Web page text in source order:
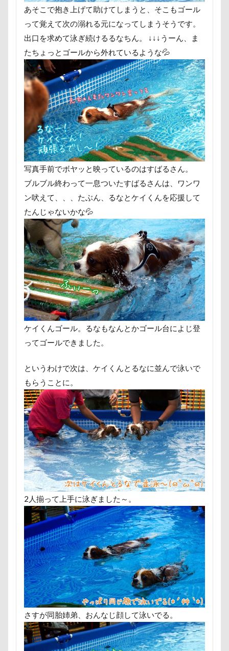
あそこで抱き上げて助けてしまうと、そこもゴール
って覚えて次の溺れる元になってしまうそうです。
出口を求めて泳ぎ続けるるなちん。 ↓↓↓うーん、ま
たちょっとゴールから外れているような💦
写真手前でボヤッと映っているのはすばるさん。
ブルブル終わって一息ついたすばるさんは、ワンワ
ン吠えて、、、たぶん、るなとケイくんを応援して
たんじゃないかな💦
ケイくんゴール。るなもなんとかゴール台によじ登
ってゴールできました。
というわけで次は、ケイくんとるなに並んで泳いで
もらうことに。
2人揃って上手に泳ぎました～。
さすが同胎姉弟、おんなじ顔して泳いでる。
インテリア
インターペット2017
イルカ
イラスト
エナジーロー
カヌチャベイホテル ＆ ヴィラズ
オーナメント
オーダーメイド
オムライス
オブジェ
オフ会
エヴァちゃん
エンドレス
シマホ
シフォンちゃん
サンタパレード
サンタ
サラサラ
サマーニット
ササミジャーキー
シャンプー
ステッカー
スツール
ジョンソンタウン
ジョンくん
ジャックくん
ジグソーパズル
シルエット
ショートケーキ
クリスマスディナー
ケイくん
クークチュール
クレオくん
クリスティーナちゃん
クリエイター
クラシックカー
クッションカバー
コードレス掃除機
コタローくん
コメちゃん
コムギくん
コソドロ
コスプレ
コジローく